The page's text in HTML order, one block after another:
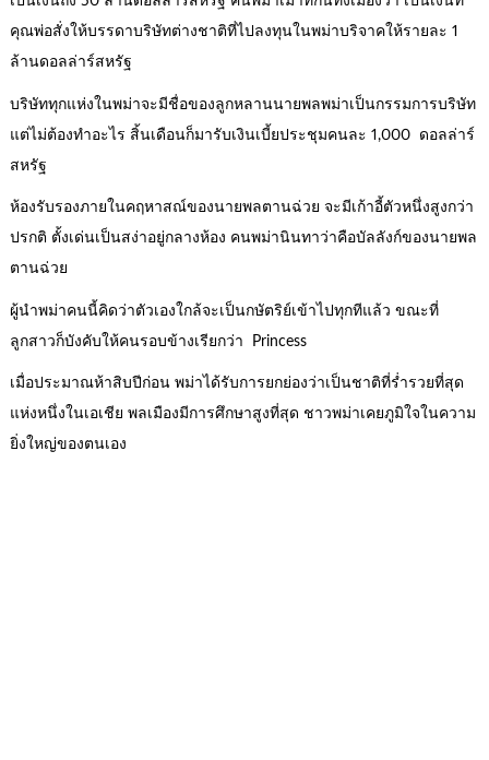
คุณพ่อสั่งให้บรรดาบริษัทต่างชาติที่ไปลงทุนในพม่าบริจาคให้รายละ 1
ล้านดอลล่าร์สหรัฐ
บริษัททุกแห่งในพม่าจะมีชื่อของลูกหลานนายพลพม่าเป็นกรรมการบริษัท
แต่ไม่ต้องทำอะไร สิ้นเดือนก็มารับเงินเบี้ยประชุมคนละ 1,000 ดอลล่าร์
สหรัฐ
ห้องรับรองภายในคฤหาสณ์ของนายพลตานฉ่วย จะมีเก้าอี้ตัวหนึ่งสูงกว่า
ปรกติ ตั้งเด่นเป็นสง่าอยู่กลางห้อง คนพม่านินทาว่าคือบัลลังก์ของนายพล
ตานฉ่วย
ผู้นำพม่าคนนี้คิดว่าตัวเองใกล้จะเป็นกษัตริย์เข้าไปทุกทีแล้ว ขณะที่
ลูกสาวก็บังคับให้คนรอบข้างเรียกว่า Princess
เมื่อประมาณห้าสิบปีก่อน พม่าได้รับการยกย่องว่าเป็นชาติที่ร่ำรวยที่สุด
แห่งหนึ่งในเอเชีย พลเมืองมีการศึกษาสูงที่สุด ชาวพม่าเคยภูมิใจในความ
ยิ่งใหญ่ของตนเอง